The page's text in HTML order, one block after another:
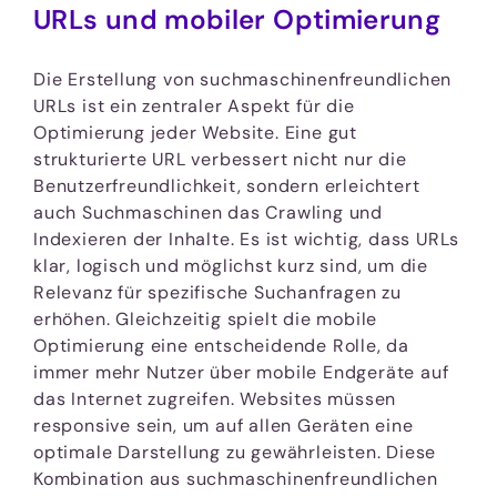
URLs und mobiler Optimierung
Die Erstellung von suchmaschinenfreundlichen
URLs ist ein zentraler Aspekt für die
Optimierung jeder Website. Eine gut
strukturierte URL verbessert nicht nur die
Benutzerfreundlichkeit, sondern erleichtert
auch Suchmaschinen das Crawling und
Indexieren der Inhalte. Es ist wichtig, dass URLs
klar, logisch und möglichst kurz sind, um die
Relevanz für spezifische Suchanfragen zu
erhöhen. Gleichzeitig spielt die mobile
Optimierung eine entscheidende Rolle, da
immer mehr Nutzer über mobile Endgeräte auf
das Internet zugreifen. Websites müssen
responsive sein, um auf allen Geräten eine
optimale Darstellung zu gewährleisten. Diese
Kombination aus suchmaschinenfreundlichen